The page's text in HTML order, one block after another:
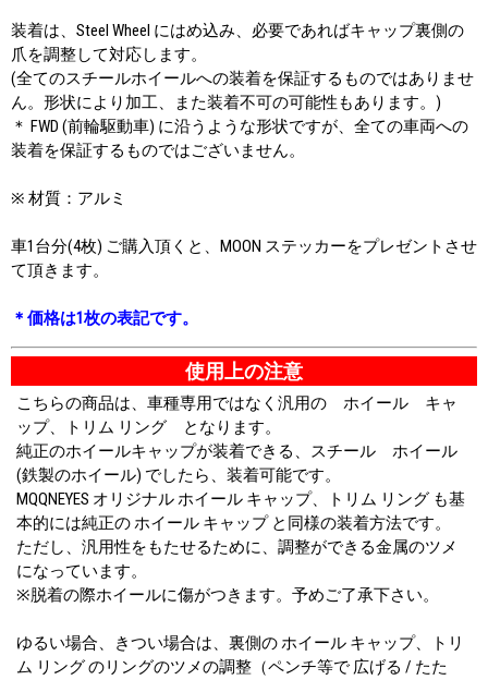
装着は、Steel Wheel にはめ込み、必要であればキャップ裏側の
爪を調整して対応します。
(全てのスチールホイールへの装着を保証するものではありませ
ん。形状により加工、また装着不可の可能性もあります。)
＊ FWD (前輪駆動車) に沿うような形状ですが、全ての車両への
装着を保証するものではございません。
※ 材質：アルミ
車1台分(4枚) ご購入頂くと、MOON ステッカーをプレゼントさせ
て頂きます。
＊価格は1枚の表記です。
使用上の注意
こちらの商品は、車種専用ではなく汎用の ホイール キャ
ップ、トリム リング となります。
純正のホイールキャップが装着できる、スチール ホイール
(鉄製のホイール) でしたら、装着可能です。
MQQNEYES オリジナル ホイール キャップ、トリム リング も基
本的には純正の ホイール キャップ と同様の装着方法です。
ただし、汎用性をもたせるために、調整ができる金属のツメ
になっています。
※脱着の際ホイールに傷がつきます。予めご了承下さい。
ゆるい場合、きつい場合は、裏側の ホイール キャップ、トリ
ム リング のリングのツメの調整（ペンチ等で 広げる / たた